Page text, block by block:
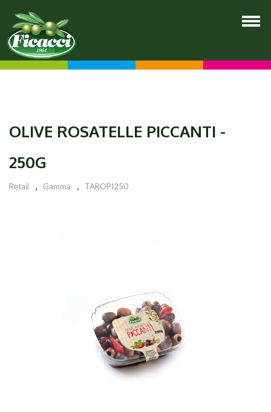
OLIVE ROSATELLE PICCANTI -
250G
Retail Gamma TAROPI250